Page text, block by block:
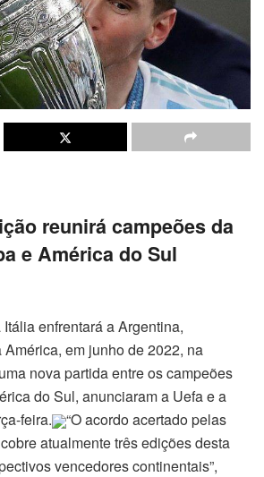
reunirá campeões da
e América do Sul
enfrentará a Argentina,
em junho de 2022, na
nova partida entre os campeões
do Sul, anunciaram a Uefa e a
feira.
“O acordo acertado pelas
atualmente três edições desta
vencedores continentais”,